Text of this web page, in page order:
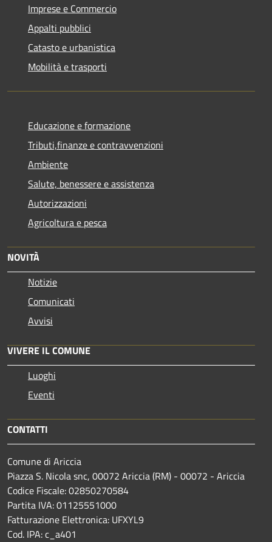
Imprese e Commercio
Appalti pubblici
Catasto e urbanistica
Mobilità e trasporti
Educazione e formazione
Tributi,finanze e contravvenzioni
Ambiente
Salute, benessere e assistenza
Autorizzazioni
Agricoltura e pesca
NOVITÀ
Notizie
Comunicati
Avvisi
VIVERE IL COMUNE
Luoghi
Eventi
CONTATTI
Comune di Ariccia
Piazza S. Nicola snc, 00072 Ariccia (RM) - 00072 - Ariccia
Codice Fiscale: 02850270584
Partita IVA: 01125551000
Fatturazione Elettronica: UFXYL9
Cod. IPA: c_a401